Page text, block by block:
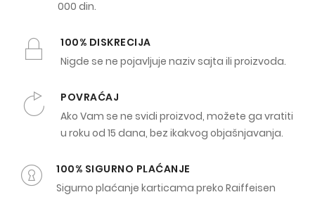
000 din.
100% DISKRECIJA
Nigde se ne pojavljuje naziv sajta ili proizvoda.
POVRAĆAJ
Ako Vam se ne svidi proizvod, možete ga vratiti
u roku od 15 dana, bez ikakvog objašnjavanja.
100% SIGURNO PLAĆANJE
Sigurno plaćanje karticama preko Raiffeisen